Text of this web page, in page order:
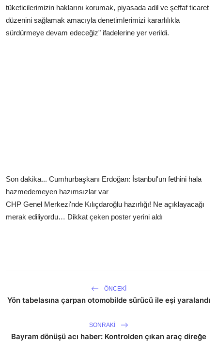
tüketicilerimizin haklarını korumak, piyasada adil ve şeffaf ticaret
düzenini sağlamak amacıyla denetimlerimizi kararlılıkla
sürdürmeye devam edeceğiz" ifadelerine yer verildi.
Son dakika... Cumhurbaşkanı Erdoğan: İstanbul'un fethini hala
hazmedemeyen hazımsızlar var
CHP Genel Merkezi'nde Kılıçdaroğlu hazırlığı! Ne açıklayacağı
merak ediliyordu… Dikkat çeken poster yerini aldı
ÖNCEKI
Yön tabelasına çarpan otomobilde sürücü ile eşi yaralandı
SONRAKI
Bayram dönüşü acı haber: Kontrolden çıkan araç direğe